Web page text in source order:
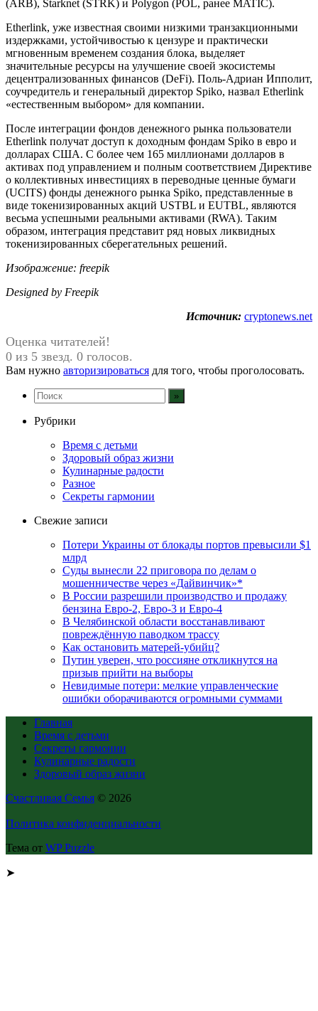
(ARB), Starknet (STRK) и Polygon (POL, ранее MATIC).
Etherlink, уже известная своими низкими транзакционными
издержками, устойчивостью к цензуре и практически
мгновенным временем создания блока, выделяет
значительные ресурсы на улучшение своей экосистемы
децентрализованных финансов (DeFi). Поль-Адриан Ипполит,
соучредитель и генеральный директор Spiko, назвал Etherlink
«естественным выбором» для компании.
После интеграции фондов денежного рынка пользователи
Etherlink получат доступ к доходным фондам Spiko в евро и
долларах США. С более чем 165 миллионами долларов в
активах под управлением и полным соответствием Директиве
о коллективных инвестициях в переводные ценные бумаги
(UCITS) фонды денежного рынка Spiko, представленные в
виде токенизированных акций USTBL и EUTBL, являются
весьма успешными реальными активами (RWA). Таким
образом, интеграция представит ряд новых ликвидных
токенизированных сберегательных решений.
Изображение: freepik
Designed by Freepik
Источник: cryptonews.net
Оценка читателей!
0 из 5 звезд. 0 голосов.
Вам нужно авторизироваться для того, чтобы проголосовать.
Рубрики
Время с детьми
Здоровый образ жизни
Кулинарные радости
Разное
Секреты гармонии
Свежие записи
Потери Украины от блокады портов превысили $1
млрд
Суды вынесли 22 приговора по делам о
мошенничестве через «Дайвинчик»*
В России разрешили производство и продажу
бензина Евро-2, Евро-3 и Евро-4
В Челябинской области восстанавливают
повреждённую паводком трассу
Как остановить матерей-убийц?
Путин уверен, что россияне откликнутся на
призыв прийти на выборы
Невидимые потери: мелкие управленческие
ошибки оборачиваются огромными суммами
Главная
Время с детьми
Секреты гармонии
Кулинарные радости
Здоровый образ жизни
Счастливая Семья © 2026
Политика конфиденциальности
Тема от WP Puzzle
➤